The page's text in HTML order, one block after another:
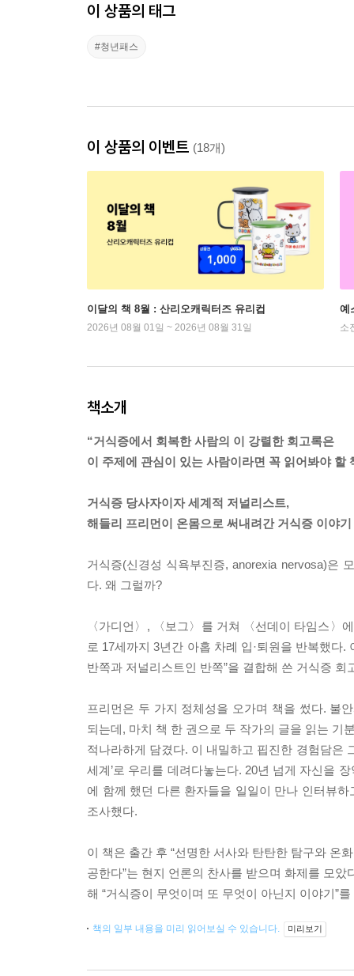
이 상품의 태그
#청년패스
이 상품의 이벤트 (18개)
이달의 책 8월 : 산리오캐릭터즈 유리컵
2026년 08월 01일 ~ 2026년 08월 31일
예
소
책소개
“거식증에서 회복한 사람의 이 강렬한 회고록은
이 주제에 관심이 있는 사람이라면 꼭 읽어봐야
거식증 당사자이자 세계적 저널리스트,
해들리 프리먼이 온몸으로 써내려간 거식증 이야기
거식증(신경성 식욕부진증, anorexia nervosa)은
다. 왜 그럴까?
〈가디언〉, 〈보그〉를 거쳐 〈선데이 타임스〉
로 17세까지 3년간 아홉 차례 입·퇴원을 반복했다.
반쪽과 저널리스트인 반쪽”을 결합해 쓴 거식증 회
프리먼은 두 가지 정체성을 오가며 책을 썼다. 불
되는데, 마치 책 한 권으로 두 작가의 글을 읽는 기
적나라하게 담겼다. 이 내밀하고 핍진한 경험담은
세계’로 우리를 데려다놓는다. 20년 넘게 자신을
에 함께 했던 다른 환자들을 일일이 만나 인터뷰
조사했다.
이 책은 출간 후 “선명한 서사와 탄탄한 탐구와 온
공한다”는 현지 언론의 찬사를 받으며 화제를 모았
해 “거식증이 무엇이며 또 무엇이 아닌지 이야기”
책의 일부 내용을 미리 읽어보실 수 있습니다. 미리보기